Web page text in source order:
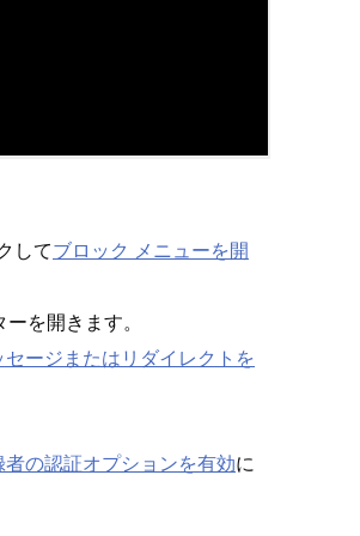
してブロ⁠ック メニ⁠ュ⁠ーを開
を開きます⁠。
ージまたはリダイレクトを
者の認証オプシ⁠ョンを有効に